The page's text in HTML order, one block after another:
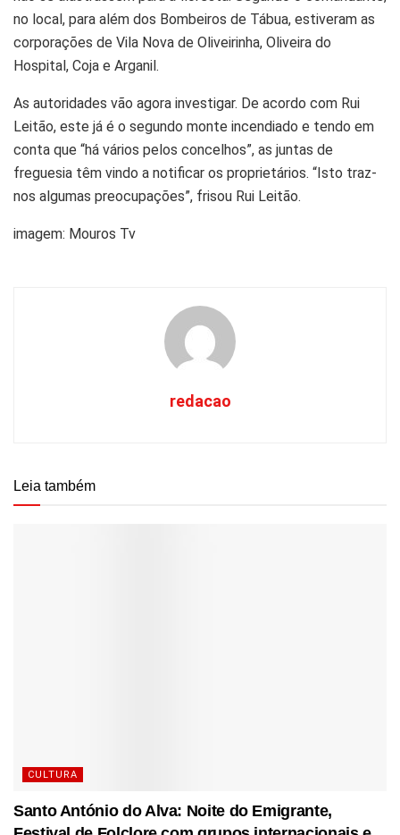
no local, para além dos Bombeiros de Tábua, estiveram as
corporações de Vila Nova de Oliveirinha, Oliveira do
Hospital, Coja e Arganil.
As autoridades vão agora investigar. De acordo com Rui
Leitão, este já é o segundo monte incendiado e tendo em
conta que “há vários pelos concelhos”, as juntas de
freguesia têm vindo a notificar os proprietários. “Isto traz-
nos algumas preocupações”, frisou Rui Leitão.
imagem: Mouros Tv
redacao
Leia também
CULTURA
Santo António do Alva: Noite do Emigrante,